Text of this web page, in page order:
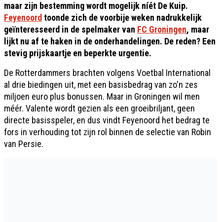
maar zijn bestemming wordt mogelijk níét De Kuip.
Feyenoord toonde zich de voorbije weken nadrukkelijk
geïnteresseerd in de spelmaker van FC Groningen, maar
lijkt nu af te haken in de onderhandelingen. De reden? Een
stevig prijskaartje en beperkte urgentie.
De Rotterdammers brachten volgens Voetbal International
al drie biedingen uit, met een basisbedrag van zo'n zes
miljoen euro plus bonussen. Maar in Groningen wil men
méér. Valente wordt gezien als een groeibriljant, geen
directe basisspeler, en dus vindt Feyenoord het bedrag te
fors in verhouding tot zijn rol binnen de selectie van Robin
van Persie.